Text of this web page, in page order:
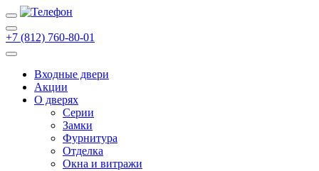
+7 (812) 760-80-01
Входные двери
Акции
О дверях
Cерии
Замки
Фурнитура
Отделка
Окна и витражи